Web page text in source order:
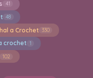
41
48
a Crochet 330
crochet 1
102